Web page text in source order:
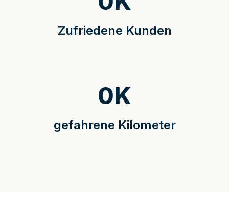
Zufriedene Kunden
gefahrene Kilometer
0K